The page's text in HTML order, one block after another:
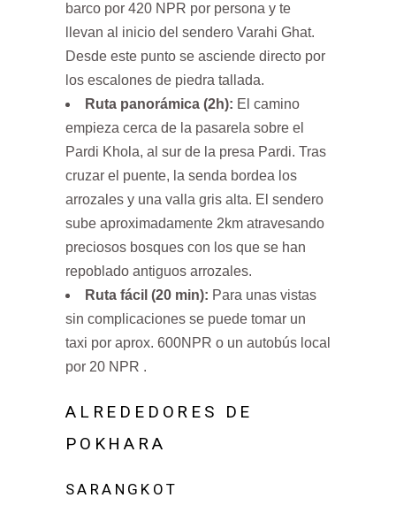
barco por 420 NPR por persona y te
llevan al inicio del sendero Varahi Ghat.
Desde este punto se asciende directo por
los escalones de piedra tallada.
Ruta panorámica (2h): El camino
empieza cerca de la pasarela sobre el
Pardi Khola, al sur de la presa Pardi. Tras
cruzar el puente, la senda bordea los
arrozales y una valla gris alta. El sendero
sube aproximadamente 2km atravesando
preciosos bosques con los que se han
repoblado antiguos arrozales.
Ruta fácil (20 min): Para unas vistas
sin complicaciones se puede tomar un
taxi por aprox. 600NPR o un autobús local
por 20 NPR .
ALREDEDORES DE
POKHARA
SARANGKOT